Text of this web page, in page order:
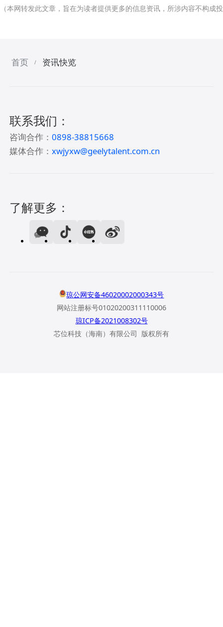
（本网转发此文章，旨在为读者提供更多的信息资讯，所涉内容不构
首页 / 资讯快览
联系我们：
咨询合作：0898-38815668
媒体合作：xwjyxw@geelytalent.com.cn
了解更多：
琼公网安备46020002000343号
网站注册标号01020200311110006
琼ICP备2021008302号
芯位科技（海南）有限公司 版权所有